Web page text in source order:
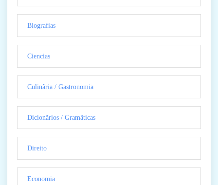
Biografias
Ciencias
Culinãria / Gastronomia
Dicionãrios / Gramãticas
Direito
Economia